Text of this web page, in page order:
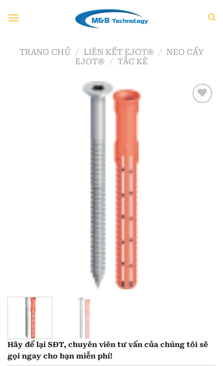
đến
TRANG CHỦ / LIÊN KẾT EJOT® / NEO CẤY
EJOT® / TẮC KÊ
Hãy để lại SĐT, chuyên viên tư vấn của chúng tôi sẽ
gọi ngay cho bạn miễn phí!